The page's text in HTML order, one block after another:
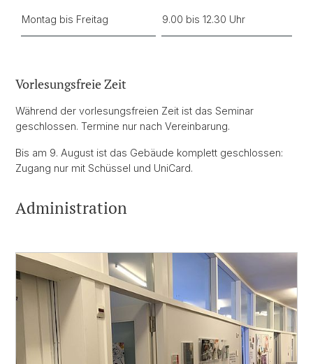
Montag bis Freitag 9.00 bis 12.30 Uhr
Vorlesungsfreie Zeit
Während der vorlesungsfreien Zeit ist das Seminar
geschlossen. Termine nur nach Vereinbarung.
Bis am 9. August ist das Gebäude komplett geschlossen:
Zugang nur mit Schüssel und UniCard.
Administration